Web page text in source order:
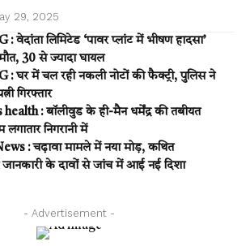
29, 2025
वेदांता लिमिटेड ‘पावर प्लांट में भीषण हादसा’
30 से ज्यादा घायल
घर में चल रही नकली नोटों की फैक्ट्री, पुलिस ने
गिरफ्तार
: बॉलीवुड के ही-मैन धर्मेंद्र की तबीयत
लगातार निगरानी में
: चढ़ावा मामले में नया मोड़, कथित
जानकारी के दावों से जांच में आई नई दिशा
- Advertisement -